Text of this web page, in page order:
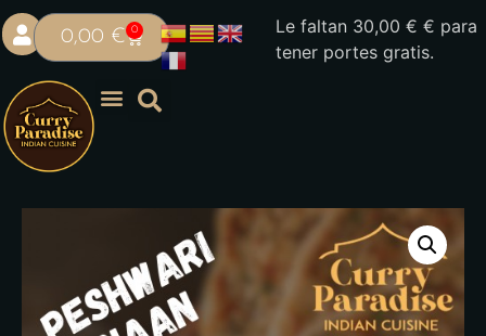
0,00 € 0 Le faltan 30,00€ € para
tener portes gratis.